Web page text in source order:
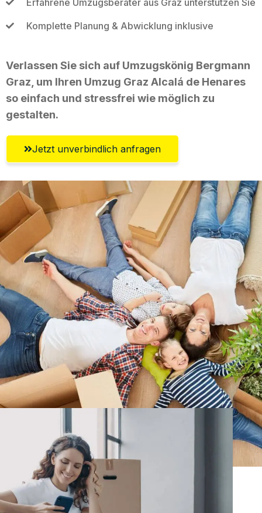
Komplette Planung & Abwicklung inklusive
Verlassen Sie sich auf Umzugskönig Bergmann
Graz, um Ihren Umzug Graz Alcalá de Henares
so einfach und stressfrei wie möglich zu
gestalten.
Jetzt unverbindlich anfragen